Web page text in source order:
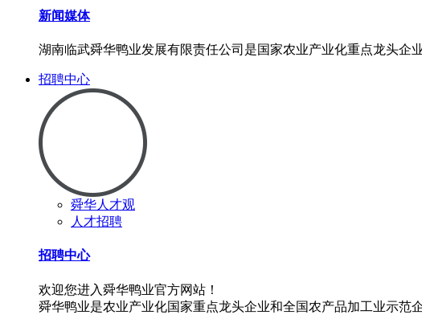
新闻媒体
湖南临武舜华鸭业发展有限责任公司是国家农业产业化重点龙头企
招聘中心
舜华人才观
人才招聘
招聘中心
欢迎您进入舜华鸭业官方网站！
舜华鸭业是农业产业化国家重点龙头企业和全国农产品加工业示范